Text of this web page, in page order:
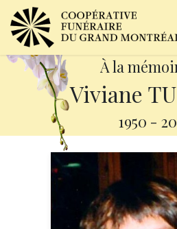
À la
Viviane
1950 -